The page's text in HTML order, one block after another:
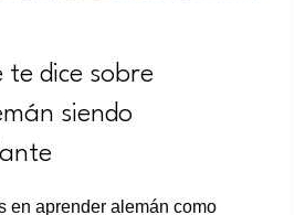
te dice sobre
siendo
en aprender alemán como